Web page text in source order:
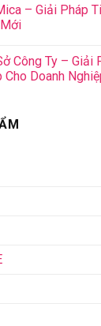
– Giải Pháp
Công Ty – Giải
Cho Doanh